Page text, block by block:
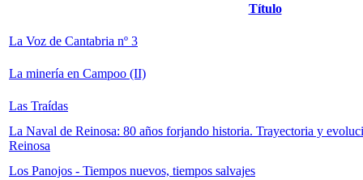
Título
La Voz de Cantabria nº 3
La minería en Campoo (II)
Las Traídas
La Naval de Reinosa: 80 años forjando historia. Trayectoria y
Reinosa
Los Panojos - Tiempos nuevos, tiempos salvajes